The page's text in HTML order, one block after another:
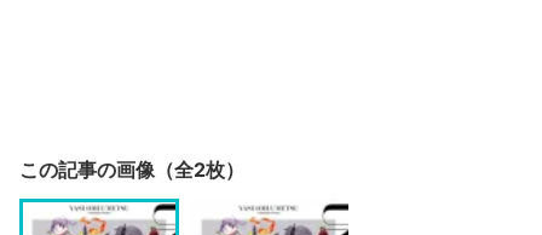
この記事の画像（全2枚）